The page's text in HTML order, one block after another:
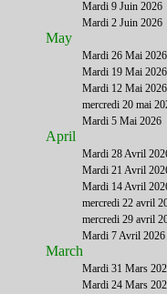
A la Une
Le DUI,
Etats-Unis
Mardi 9 Juin 2026
Mardi 2 Juin 2026
May
Mardi 26 Mai 2026
Mardi 19 Mai 2026
Mardi 12 Mai 2026
mercredi 20 mai
Mardi 5 Mai 2026
April
Mardi 28 Avril
Mardi 21 Avril
Mardi 14 Avril
mercredi 22 avril
mercredi 29 avril
Mardi 7 Avril 2026
March
Mardi 31 Mars
Mardi 24 Mars